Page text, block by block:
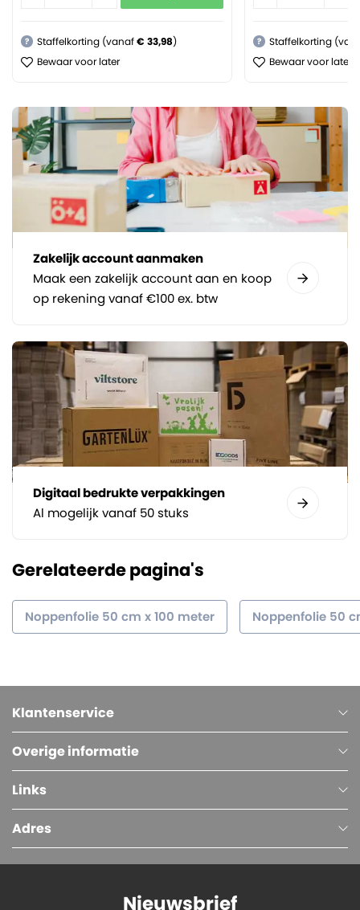
? Staffelkorting (vanaf€ 33,98)
Bewaar voor later
?
Staffelkorting
Bewaar voor later
Zakelijk account aanmaken
Maak een zakelijk account aan en koop
op rekening vanaf €100 ex. btw
Digitaal bedrukte verpakkingen
Al mogelijk vanaf 50 stuks
Gerelateerde pagina's
Noppenfolie 50 cm x 100 meter Noppenfolie 50
Klantenservice
Overige informatie
Links
Adres
Nieuwsbrief